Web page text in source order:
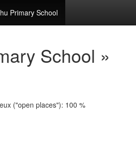
Primary School
School »
("open places"): 100 %